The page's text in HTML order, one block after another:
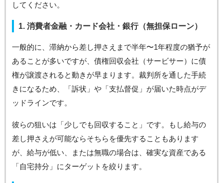
してください。
1. 消費者金融・カード会社・銀行（無担保ローン）
一般的に、滞納から差し押さえまで半年〜1年程度の猶予が
あることが多いですが、債権回収会社（サービサー）に債
権が譲渡されると動きが早まります。裁判所を通した手続
きになるため、「訴状」や「支払督促」が届いた時点がデ
ッドラインです。
彼らの狙いは「少しでも回収すること」です。もし給与の
差し押さえが可能ならそちらを優先することもあります
が、給与が低い、または無職の場合は、確実な資産である
「自宅持分」にターゲットを絞ります。